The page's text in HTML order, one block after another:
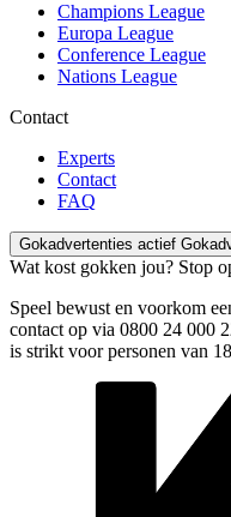
Champions League
Europa League
Conference League
Nations League
Contact
Experts
Contact
FAQ
Gokadvertenties actief
Wat kost gokken jou? Stop
Speel bewust en voorkom
contact op via 0800 24 000
is strikt voor personen van